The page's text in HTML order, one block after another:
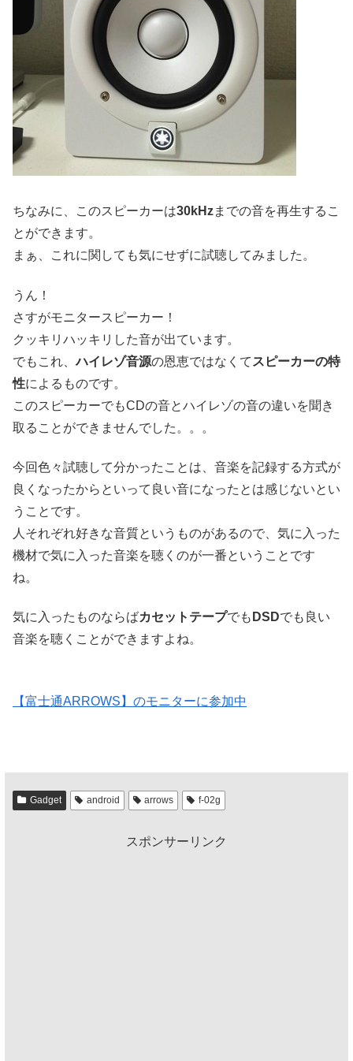
ちなみに、このスピーカーは30kHzまでの音を再生するこ
とができます。
まぁ、これに関しても気にせずに試聴してみました。
うん！
さすがモニタースピーカー！
クッキリハッキリした音が出ています。
でもこれ、ハイレゾ音源の恩恵ではなくて スピーカーの特
性によるものです。
このスピーカーでもCDの音とハイレゾの音の違いを聞き
取ることができませんでした。。。
今回色々試聴して分かったことは、音楽を記録する方式が
良くなったからといって良い音になったとは感じないとい
うことです。
人それぞれ好きな音質というものがあるので、気に入った
機材で気に入った音楽を聴くのが一番ということです
ね。
気に入ったものならばカセットテープでも DSDでも良い
音楽を聴くことができますよね。
【富士通ARROWS】のモニターに参加中
Gadget android arrows f-02g
スポンサーリンク